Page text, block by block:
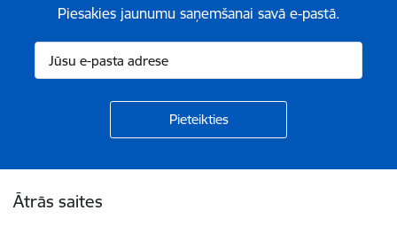
Piesakies jaunumu saņemšanai savā e-pastā.
Ātrās saites